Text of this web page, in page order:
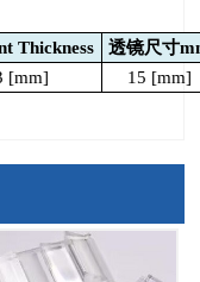
Thickness 透镜尺寸
[mm] 15 [mm]